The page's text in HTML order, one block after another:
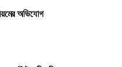
অভিযোগ